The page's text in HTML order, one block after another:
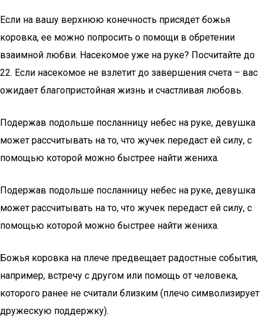
Если на вашу верхнюю конечность присядет божья
коровка, ее можно попросить о помощи в обретении
взаимной любви. Насекомое уже на руке? Посчитайте до
22. Если насекомое не взлетит до завершения счета – вас
ожидает благопристойная жизнь и счастливая любовь.
Подержав подольше посланницу небес на руке, девушка
может рассчитывать на то, что жучек передаст ей силу, с
помощью которой можно быстрее найти жениха.
Подержав подольше посланницу небес на руке, девушка
может рассчитывать на то, что жучек передаст ей силу, с
помощью которой можно быстрее найти жениха.
Божья коровка на плече предвещает радостные события,
например, встречу с другом или помощь от человека,
которого ранее не считали близким (плечо символизирует
дружескую поддержку).